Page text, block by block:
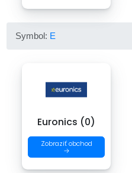
Symbol: E
Euronics (0)
Zobraziť obchod
→